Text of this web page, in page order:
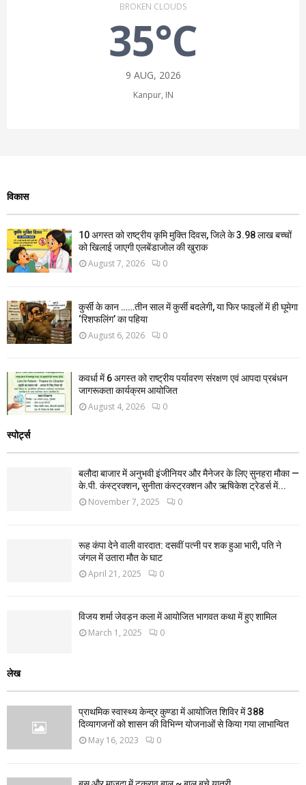
BROKEN CLOUDS
35°C
9 AUG, 2026
Kanpur, IN
विकास
10 अगस्त को राष्ट्रीय कृमि मुक्ति दिवस, जिले के 3.98 लाख बच्चों
को खिलाई जाएगी एलबेंडाजोल की खुराक
August 7, 2026 0
कुर्सी के कान ……तीन साल में कुर्सी बदलेगी, या फिर फाइलों में ही घूमेगा
‘रिशफलिंग’ का पहिया
August 6, 2026 0
कवर्धा में 6 अगस्त को राष्ट्रीय पर्यावरण संरक्षण एवं आपदा प्रबंधन
जागरूकता कार्यक्रम आयोजित
August 4, 2026 0
स्पोर्ट्स
बलौदा बाजार में अनुभवी इंजीनियर और मैनेजर के लिए सुनहरा मौका —
के.पी. कंस्ट्रक्शन, सुनीता कंस्ट्रक्शन और ऋषिकेश ट्रेडर्स में...
November 7, 2025 0
रूह कंपा देने वाली वारदात: दसवीं पत्नी पर शक हुआ भारी, पति ने
जंगल में उतारा मौत के घाट
April 21, 2025 0
विजय शर्मा जेवड़न कला में आयोजित भागवत कथा में हुए शामिल
March 1, 2025 0
लेख
प्राथमिक स्वास्थ्य केन्द्र कुण्डा में आयोजित शिविर में 388
दिव्यागजनों को शासन की विभिन्न योजनाओं से किया गया लाभान्वित
May 16, 2023 0